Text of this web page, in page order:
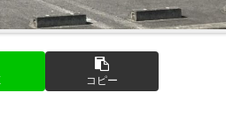
コピー